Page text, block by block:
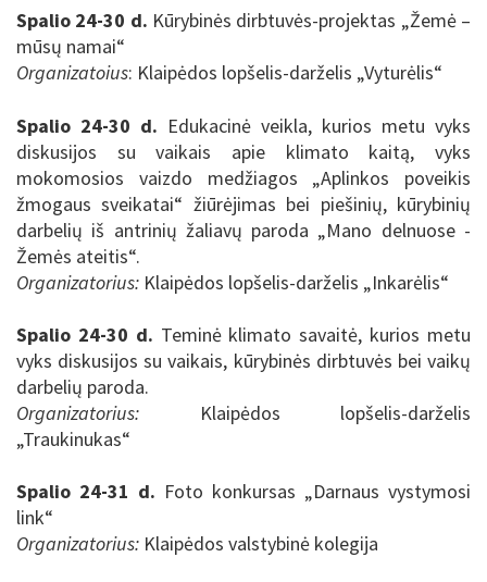
Spalio 24-30 d. Kūrybinės dirbtuvės-projektas „Žemė –
mūsų namai“
Organizatoius: Klaipėdos lopšelis-darželis „Vyturėlis“
Spalio 24-30 d. Edukacinė veikla, kurios metu vyks
diskusijos su vaikais apie klimato kaitą, vyks
mokomosios vaizdo medžiagos „Aplinkos poveikis
žmogaus sveikatai“ žiūrėjimas bei piešinių, kūrybinių
darbelių iš antrinių žaliavų paroda „Mano delnuose -
Žemės ateitis“.
Organizatorius: Klaipėdos lopšelis-darželis „Inkarėlis“
Spalio 24-30 d. Teminė klimato savaitė, kurios metu
vyks diskusijos su vaikais, kūrybinės dirbtuvės bei vaikų
darbelių paroda.
Organizatorius: Klaipėdos lopšelis-darželis
„Traukinukas“
Spalio 24-31 d. Foto konkursas „Darnaus vystymosi
link“
Organizatorius: Klaipėdos valstybinė kolegija